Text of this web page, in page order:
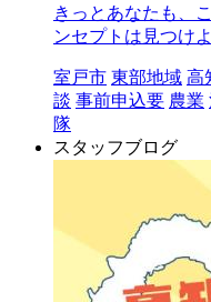
きっとあなたも、
ンセプトは見つけ
室戸市 東部地域 高
談 事前申込要 農業
隊
スタッフブログ